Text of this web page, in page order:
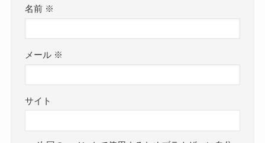
名前 ※
メール ※
サイト